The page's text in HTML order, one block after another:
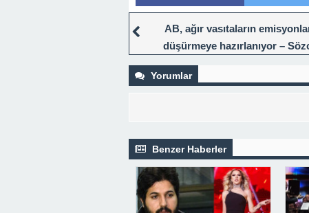
AB, ağır vasıtaların
düşürmeye hazırlanıyor –
Yorumlar
Benzer Haberler